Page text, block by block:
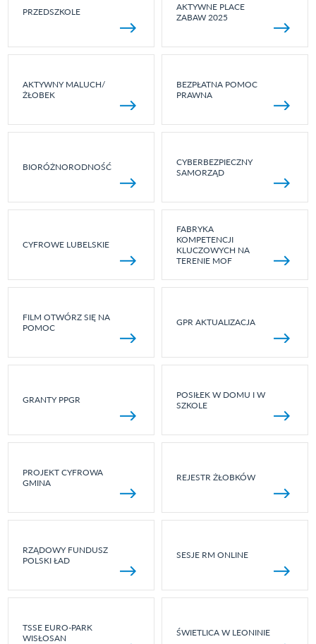
PRZEDSZKOLE
AKTYWNE PLACE
ZABAW 2025
AKTYWNY MALUCH/
ŻŁOBEK
BEZPŁATNA POMOC
PRAWNA
BIORÓŻNORODNOŚĆ
CYBERBEZPIECZNY
SAMORZĄD
CYFROWE LUBELSKIE
FABRYKA
KOMPETENCJI
KLUCZOWYCH NA
TERENIE MOF
FILM OTWÓRZ SIĘ NA
POMOC
GPR AKTUALIZACJA
GRANTY PPGR
POSIŁEK W DOMU I W
SZKOLE
PROJEKT CYFROWA
GMINA
REJESTR ŻŁOBKÓW
RZĄDOWY FUNDUSZ
POLSKI ŁAD
SESJE RM ONLINE
TSSE EURO-PARK
WISŁOSAN
ŚWIETLICA W LEONINIE